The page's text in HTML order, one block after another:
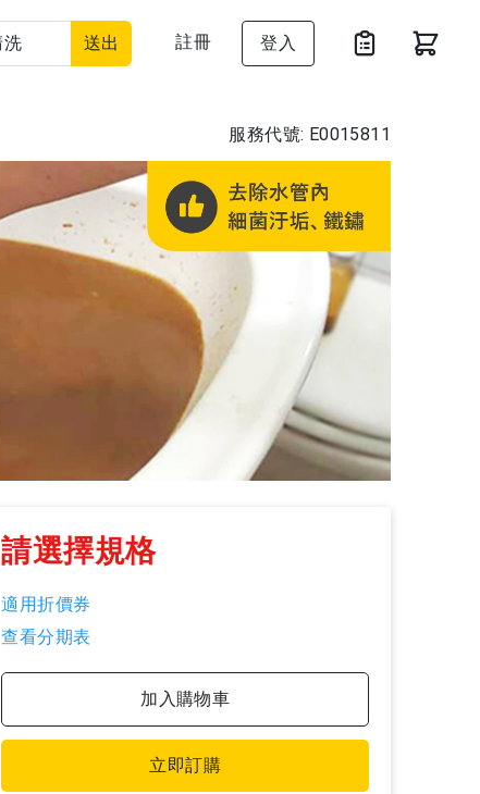
送出 註冊 登入
服務代號: E0015811
請選擇規格
適用折價券
查看分期表
加入購物車
立即訂購